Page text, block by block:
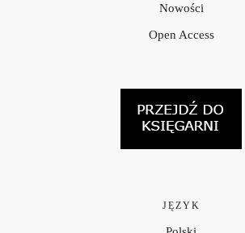
Nowości
Open Access
JĘZYK